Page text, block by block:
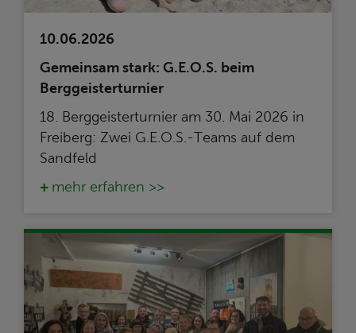
10.06.2026
Gemeinsam stark: G.E.O.S. beim
Berggeisterturnier
18. Berggeisterturnier am 30. Mai 2026 in
Freiberg: Zwei G.E.O.S.-Teams auf dem
Sandfeld
mehr erfahren >>